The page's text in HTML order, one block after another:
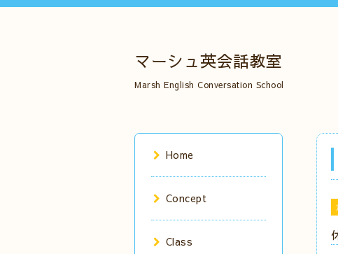
マーシュ英会話教室
Marsh English Conversation School
Home
Concept
Class